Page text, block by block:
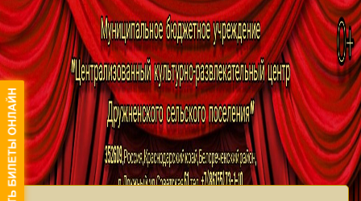
МБУ ЦКРЦ
ДРУЖНЕНСКОГО
МЕНЮ